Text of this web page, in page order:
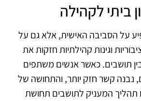
ביתי לקהילה
על הסביבה האישית, אלא גם על
וגינות קהילתיות חזקות את
תושבים. כאשר אנשים משתפים
נבנה קשר חזק יותר, והתחושה של
המעניק לתושבים תחושת